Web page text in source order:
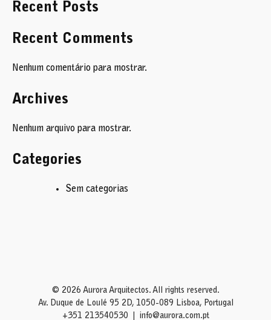
Recent Posts
Recent Comments
Nenhum comentário para mostrar.
Archives
Nenhum arquivo para mostrar.
Categories
Sem categorias
© 2026 Aurora Arquitectos. All rights reserved.
Av. Duque de Loulé 95 2D, 1050-089 Lisboa, Portugal
+351 213540530
info@aurora.com.pt